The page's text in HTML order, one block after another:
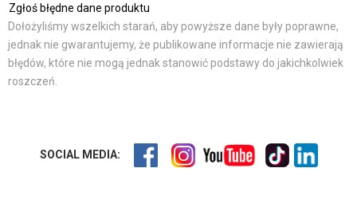
Zgłoś błędne dane produktu
Dołożyliśmy wszelkich starań, aby powyższe dane były poprawne,
jednak nie gwarantujemy, że publikowane informacje nie zawierają
błędów, które nie mogą jednak stanowić podstawy do jakichkolwiek
roszczeń.
SOCIAL MEDIA: